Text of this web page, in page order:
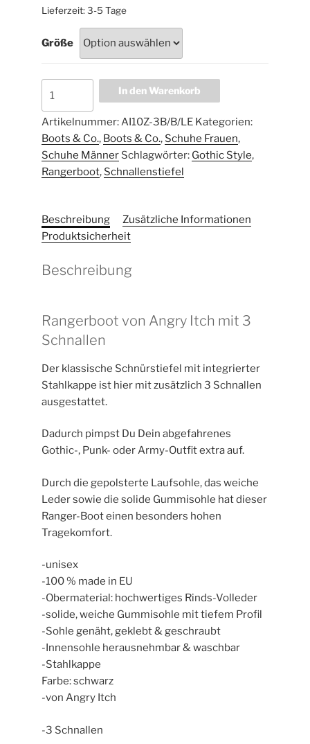
Lieferzeit: 3-5 Tage
Größe
In den Warenkorb
Artikelnummer:AI10Z-3B/B/LE Kategorien:
Boots & Co., Boots & Co., Schuhe Frauen,
Schuhe Männer Schlagwörter: Gothic Style,
Rangerboot, Schnallenstiefel
Beschreibung
Zusätzliche Informationen
Produktsicherheit
Beschreibung
Rangerboot von Angry Itch mit 3
Schnallen
Der klassische Schnürstiefel mit integrierter
Stahlkappe ist hier mit zusätzlich 3 Schnallen
ausgestattet.
Dadurch pimpst Du Dein abgefahrenes
Gothic-, Punk- oder Army-Outfit extra auf.
Durch die gepolsterte Laufsohle, das weiche
Leder sowie die solide Gummisohle hat dieser
Ranger-Boot einen besonders hohen
Tragekomfort.
-unisex
-100 % made in EU
-Obermaterial: hochwertiges Rinds-Volleder
-solide, weiche Gummisohle mit tiefem Profil
-Sohle genäht, geklebt & geschraubt
-Innensohle herausnehmbar & waschbar
-Stahlkappe
Farbe: schwarz
-von Angry Itch
-3 Schnallen